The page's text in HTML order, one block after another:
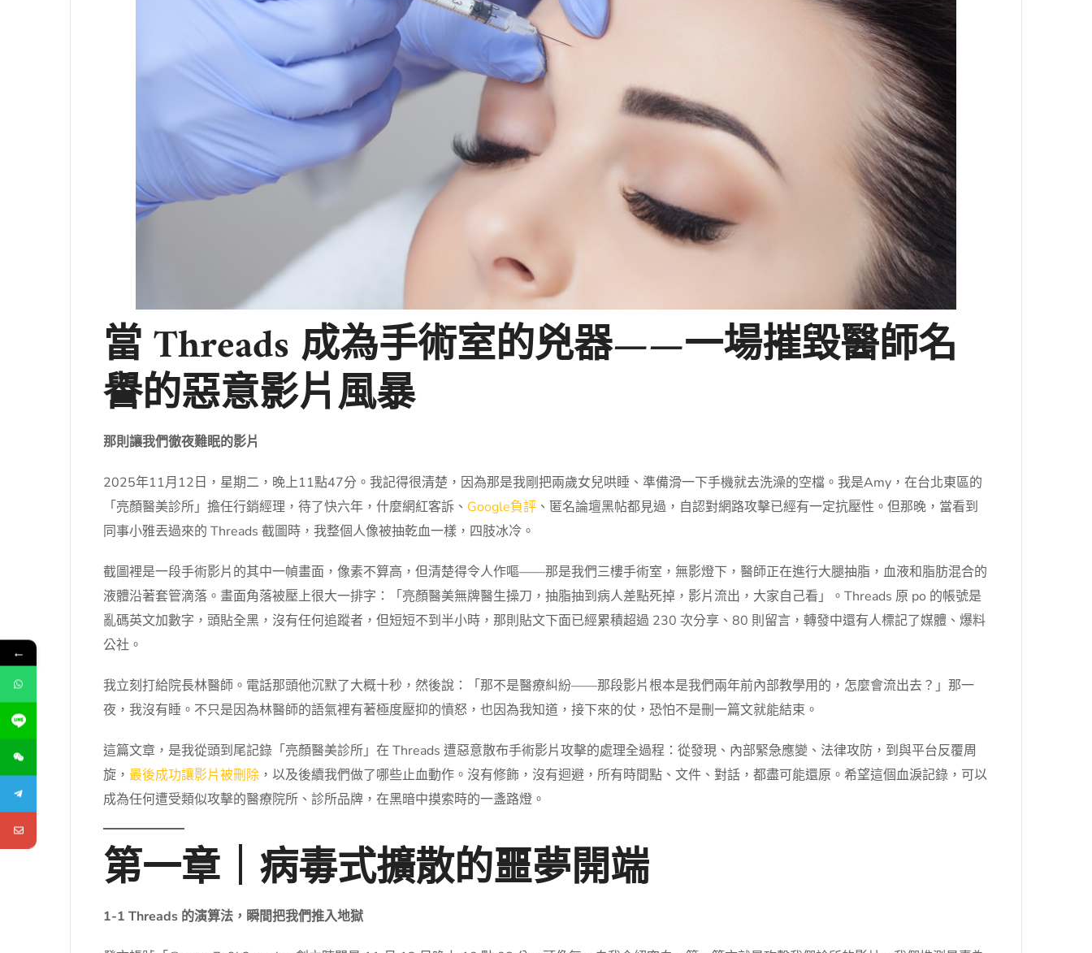
當 Threads 成為手術室的兇器——一場摧毀醫師名
譽的惡意影片風暴
那則讓我們徹夜難眠的影片
2025年11月12日，星期二，晚上11點47分。我記得很清楚，因為那是我剛把兩歲女兒哄睡、準備滑一下手機就去洗澡的空檔。我是Amy，在台北東區的
「亮顏醫美診所」擔任行銷經理，待了快六年，什麼網紅客訴、 Google負評 、匿名論壇黑帖都見過，自認對網路攻擊已經有一定抗壓性。但那晚，當看到
同事小雅丟過來的 Threads 截圖時，我整個人像被抽乾血一樣，四肢冰冷。
截圖裡是一段手術影片的其中一幀畫面，像素不算高，但清楚得令人作嘔——那是我們三樓手術室，無影燈下，醫師正在進行大腿抽脂，血液和脂肪混合的
液體沿著套管滴落。畫面角落被壓上很大一排字：「亮顏醫美無牌醫生操刀，抽脂抽到病人差點死掉，影片流出，大家自己看」。Threads 原 po 的帳號是
亂碼英文加數字，頭貼全黑，沒有任何追蹤者，但短短不到半小時，那則貼文下面已經累積超過 230 次分享、80 則留言，轉發中還有人標記了媒體、爆料
公社。
我立刻打給院長林醫師。電話那頭他沉默了大概十秒，然後說：「那不是醫療糾紛——那段影片根本是我們兩年前內部教學用的，怎麼會流出去？」那一
夜，我沒有睡。不只是因為林醫師的語氣裡有著極度壓抑的憤怒，也因為我知道，接下來的仗，恐怕不是刪一篇文就能結束。
這篇文章，是我從頭到尾記錄「亮顏醫美診所」在 Threads 遭惡意散布手術影片攻擊的處理全過程：從發現、內部緊急應變、法律攻防，到與平台反覆周
旋， 最後成功讓影片被刪除 ，以及後續我們做了哪些止血動作。沒有修飾，沒有迴避，所有時間點、文件、對話，都盡可能還原。希望這個血淚記錄，可以
成為任何遭受類似攻擊的醫療院所、診所品牌，在黑暗中摸索時的一盞路燈。
第一章｜病毒式擴散的噩夢開端
1-1 Threads 的演算法，瞬間把我們推入地獄
←